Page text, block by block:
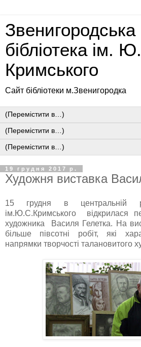
Звенигородська
бібліотека ім.
Кримського
Сайт бібліотеки м.Звенигородка
19 грудня 2017 р.
Художня виставка
15 грудня в центральній
ім.Ю.С.Кримського відкрилася
художника Василя Гелетка. На
більше півсотні робіт, які
напрямки творчості талановитого